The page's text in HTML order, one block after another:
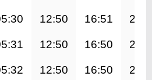
12:50 16:51
12:50 16:50
12:50 16:50